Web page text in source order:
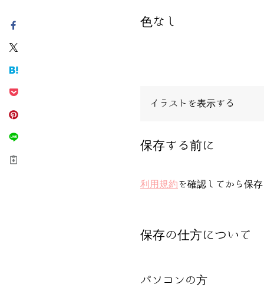
色なし
イラストを表示する
保存する前に
利用規約を確認してから保
保存の仕方について
パソコンの方